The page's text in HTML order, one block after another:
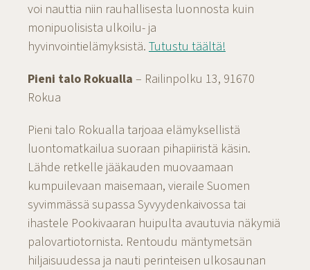
voi nauttia niin rauhallisesta luonnosta kuin
monipuolisista ulkoilu- ja
hyvinvointielämyksistä. Tutustu täältä!
Pieni talo Rokualla – Railinpolku 13, 91670
Rokua
Pieni talo Rokualla tarjoaa elämyksellistä
luontomatkailua suoraan pihapiiristä käsin.
Lähde retkelle jääkauden muovaamaan
kumpuilevaan maisemaan, vieraile Suomen
syvimmässä supassa Syvyydenkaivossa tai
ihastele Pookivaaran huipulta avautuvia näkymiä
palovartiotornista. Rentoudu mäntymetsän
hiljaisuudessa ja nauti perinteisen ulkosaunan